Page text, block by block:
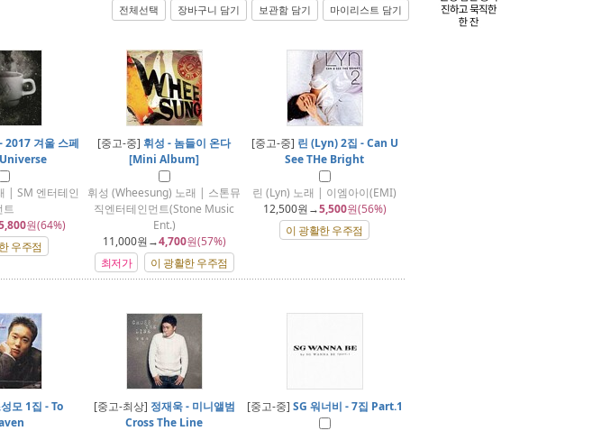
전체선택 장바구니 담기 보관함 담기 마이리스트 담기
2017 겨울 스페
| SM 엔터테인
트
원(64%)
우주점
[중고-중] 휘성 - 놈들이 온다
[Mini Album]
휘성 (Wheesung) 노래 | 스톤뮤
직엔터테인먼트(Stone Music
Ent.)
11,000원→4,700원(57%)
최저가
이 광활한 우주점
[중고-중] 린 (Lyn) 2집 - Can U
See THe Bright
린 (Lyn) 노래 | 이엠아이(EMI)
12,500원→5,500원(56%)
이 광활한 우주점
모 1집 - To
[중고-최상] 정재욱 - 미니앨범
Cross The Line
[중고-중] SG 워너비 - 7집 Part.1